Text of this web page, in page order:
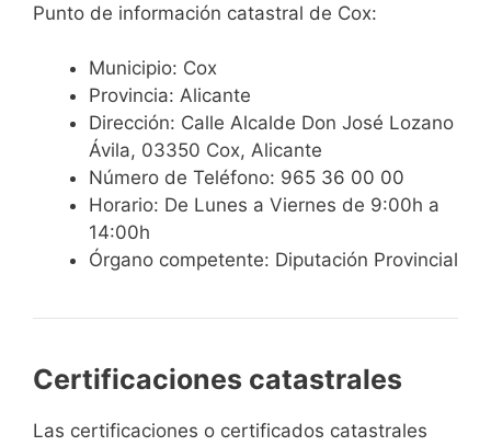
Punto de información catastral de Cox:
Municipio: Cox
Provincia: Alicante
Dirección: Calle Alcalde Don José Lozano
Ávila, 03350 Cox, Alicante
Número de Teléfono: 965 36 00 00
Horario: De Lunes a Viernes de 9:00h a
14:00h
Órgano competente: Diputación Provincial
Certificaciones catastrales
Las certificaciones o certificados catastrales